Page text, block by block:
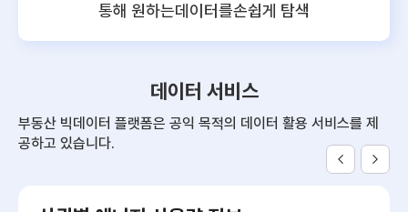
통해 원하는데이터를손쉽게 탐색
데이터 서비스
부동산 빅데이터 플랫폼은 공익 목적의 데이터 활용 서비스를 제
공하고 있습니다.